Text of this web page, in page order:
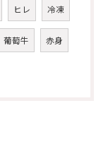
ヒレ 冷凍
葡萄牛 赤身